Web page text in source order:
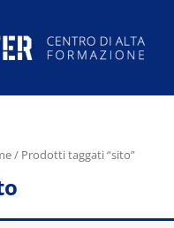
/ Prodotti taggati “sito”